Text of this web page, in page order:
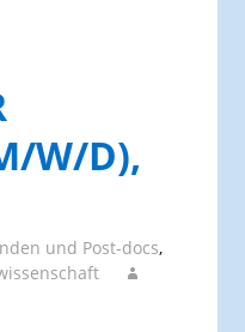
W/D),
und Post-docs,